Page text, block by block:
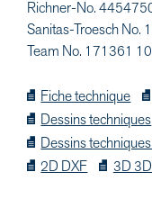
Richner-No.
Sanitas-Troesch No.
Team No. 171361
Fiche technique
Dessins techniques
Dessins
2D DXF
3D